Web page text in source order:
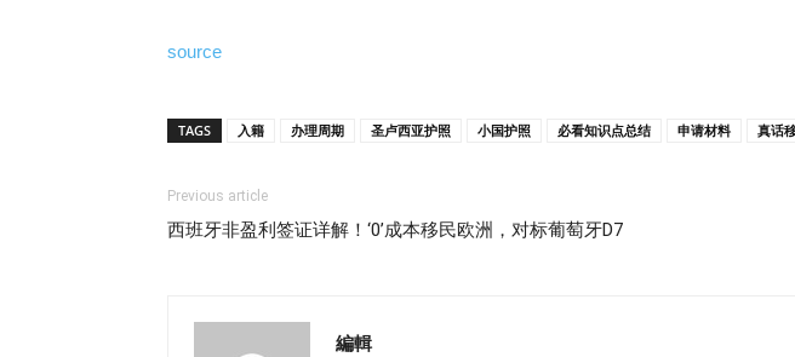
source
TAGS 入籍 办理周期 圣卢西亚护照 小国护照 必看知识点总结 申请材料 真话
Previous article
西班牙非盈利签证详解！‘0’成本移民欧洲，对标葡萄牙D7
編輯